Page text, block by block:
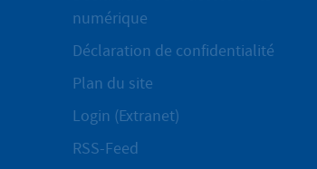
numérique
Déclaration de confidentialité
Plan du site
Login (Extranet)
RSS-Feed